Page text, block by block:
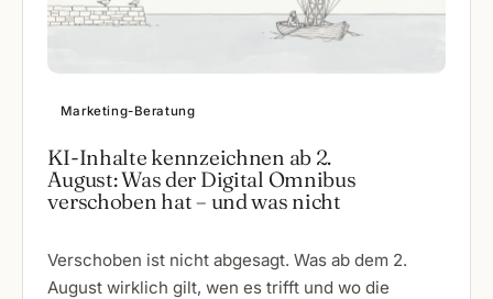
Marketing-Beratung
KI-Inhalte kennzeichnen ab 2.
August: Was der Digital Omnibus
verschoben hat – und was nicht
Verschoben ist nicht abgesagt. Was ab dem 2.
August wirklich gilt, wen es trifft und wo die